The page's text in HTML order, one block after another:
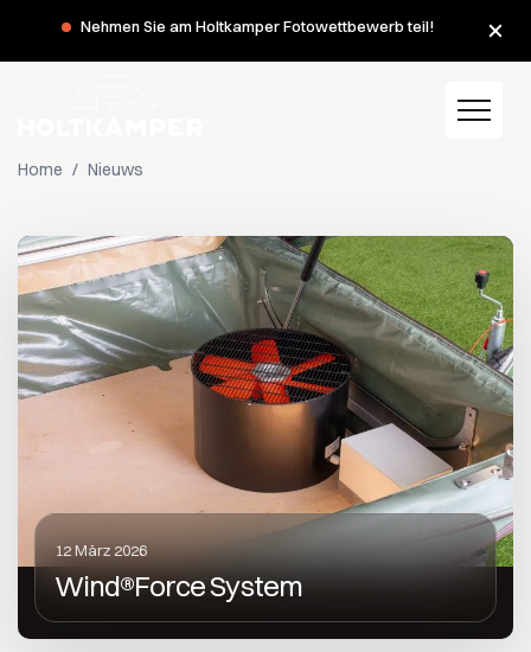
Nehmen Sie am Holtkamper Fotowettbewerb teil!
und 10. August, geschlossen.
Home / Nieuws
12 März 2026
Wind®Force System